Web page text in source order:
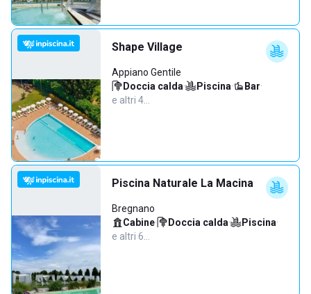
Shape Village
Appiano Gentile
Doccia calda· Piscina· Bar·
e altri 4…
Piscina Naturale La Macina
Bregnano
Cabine· Doccia calda· Piscina·
e altri 6…